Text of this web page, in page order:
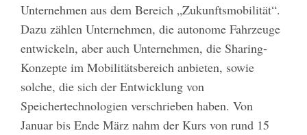
Unternehmen aus dem Bereich „Zukunftsmobilität“.
Dazu zählen Unternehmen, die autonome Fahrzeuge
entwickeln, aber auch Unternehmen, die Sharing-
Konzepte im Mobilitätsbereich anbieten, sowie
solche, die sich der Entwicklung von
Speichertechnologien verschrieben haben. Von
Januar bis Ende März nahm der Kurs von rund 15